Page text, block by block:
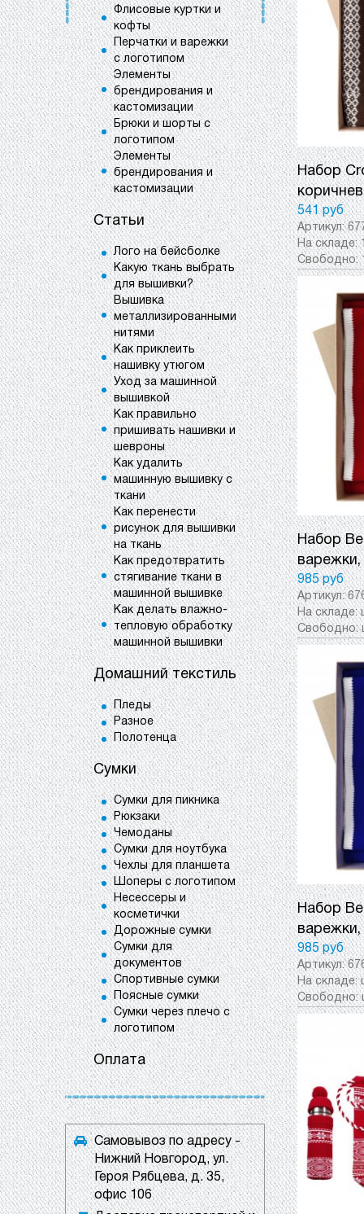
Флисовые куртки и
кофты
Перчатки и варежки
с логотипом
Элементы
брендирования и
кастомизации
Брюки и шорты с
логотипом
Элементы
брендирования и
кастомизации
Статьи
Лого на бейсболке
Какую ткань выбрать
для вышивки?
Вышивка
металлизированными
нитями
Как приклеить
нашивку утюгом
Уход за машинной
вышивкой
Как правильно
пришивать нашивки и
шевроны
Как удалить
машинную вышивку с
ткани
Как перенести
рисунок для вышивки
на ткань
Как предотвратить
стягивание ткани в
машинной вышивке
Как делать влажно-
тепловую обработку
машинной вышивки
Домашний текстиль
Пледы
Разное
Полотенца
Сумки
Сумки для пикника
Рюкзаки
Чемоданы
Сумки для ноутбука
Чехлы для планшета
Шоперы с логотипом
Несессеры и
косметички
Дорожные сумки
Сумки для
документов
Спортивные сумки
Поясные сумки
Сумки через плечо с
логотипом
Оплата
Самовывоз по адресу -
Нижний Новгород, ул.
Героя Рябцева, д. 35,
офис 106
Набор
541 руб
Артикул:
На складе:
Свободно:
Набор
985 руб
Артикул:
На складе:
Свободно:
Набор
варежки,
985 руб
Артикул:
На складе:
Свободно: